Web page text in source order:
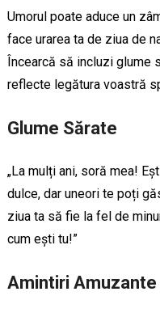
Umorul poate aduce un
face urarea ta de ziua de
Încearcă să incluzi glume
reflecte legătura voastră
Glume Sărate
„La mulți ani, soră mea!
dulce, dar uneori te poți
ziua ta să fie la fel de
cum ești tu!”
Amintiri Amuzante